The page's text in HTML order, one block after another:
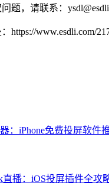
题，请联系：
https://www.esdli.com/
：iPhone免费投屏软件
直播：iOS投屏插件全攻